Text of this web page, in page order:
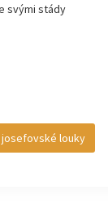
svými stády
louky